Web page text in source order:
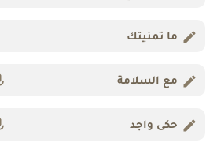
ما تمنيتك
مع السلامة
حكى واجد